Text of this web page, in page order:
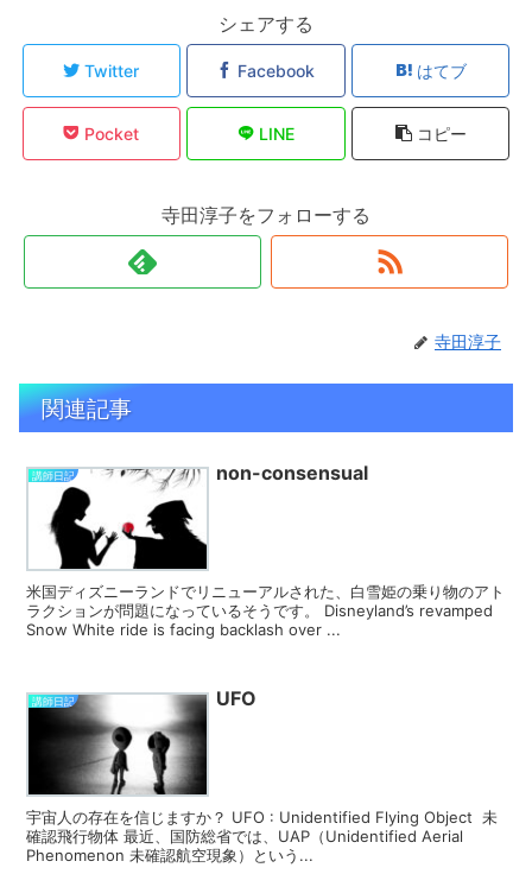
シェアする
Twitter Facebook はてブ
Pocket LINE コピー
寺田淳子をフォローする
寺田淳子
関連記事
講師日記 non-consensual
米国ディズニーランドでリニューアルされた、白雪姫の乗り物のアト
ラクションが問題になっているそうです。 Disneyland’s revamped
Snow White ride is facing backlash over ...
講師日記 UFO
宇宙人の存在を信じますか？ UFO : Unidentified Flying Object 未
確認飛行物体 最近、国防総省では、UAP（Unidentified Aerial
Phenomenon 未確認航空現象）という...